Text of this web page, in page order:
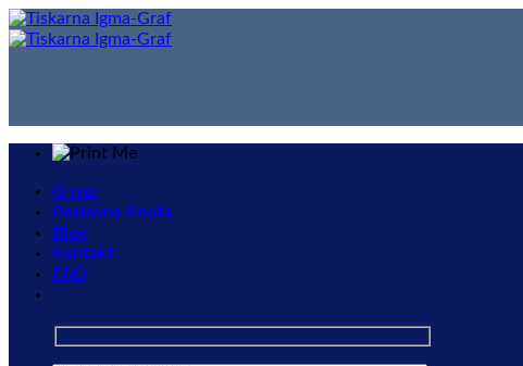
Skip
to
O nas
Poslovne Enote
Blog
Kontakt
FAQ